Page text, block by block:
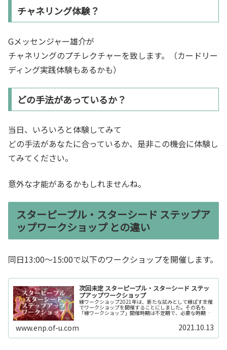
チャネリング体験？
Gメッセンジャー雄介が
チャネリングのプチレクチャーを致します。（カードリー
ディング実践体験もあるかも）
どの手法があっているか？
当日、いろいろと体験してみて
どの手法があなたに合っているか、是非この機会に体験し
てみてください。
意外な才能があるかもしれませんね。
スターピープル・スターシード ステップア
ップワークショップ との違い
同日13:00～15:00で以下のワークショップを開催します。
次回未定 スターピープル・スターシード ステッ
プアップワークショップ
縁ワークショップ2021年は、新たな試みとして縁ぱす主催
でワークショップを開催することにしました。その名も
「縁ワークショップ」開催時期は不定期で、必要な時期に
www.enp.of-u.com 2021.10.13